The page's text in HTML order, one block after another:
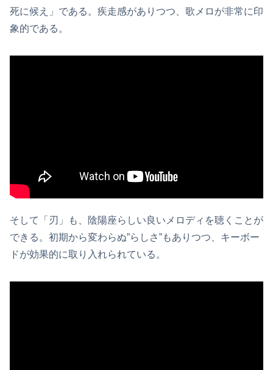
死に候え」である。疾走感がありつつ、歌メロが非常に印
象的である。
そして「刃」も、陰陽座らしい良いメロディを聴くことが
できる。初期から変わらぬ”らしさ”もありつつ、キーボー
ドが効果的に取り入れられている。